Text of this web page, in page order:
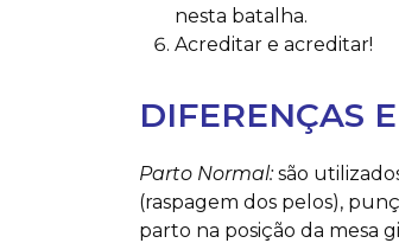
nesta batalha.
Acreditar e acreditar!
DIFERENÇAS
Parto Normal:são
(raspagem dos pelos),
parto na posição da mesa